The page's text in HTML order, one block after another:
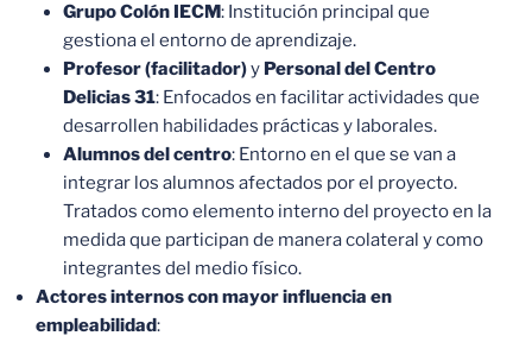
Grupo Colón IECM: Institución principal que
gestiona el entorno de aprendizaje.
Profesor (facilitador)y Personal del Centro
Delicias 31: Enfocados en facilitar actividades que
desarrollen habilidades prácticas y laborales.
Alumnos del centro: Entorno en el que se van a
integrar los alumnos afectados por el proyecto.
Tratados como elemento interno del proyecto en la
medida que participan de manera colateral y como
integrantes del medio físico.
Actores internos con mayor influencia en
empleabilidad: